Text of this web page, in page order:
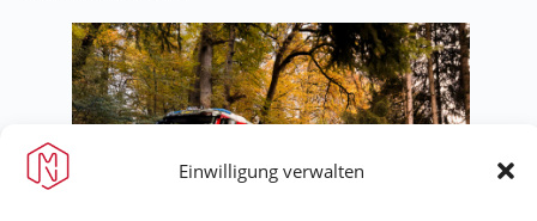
Einwilligung verwalten